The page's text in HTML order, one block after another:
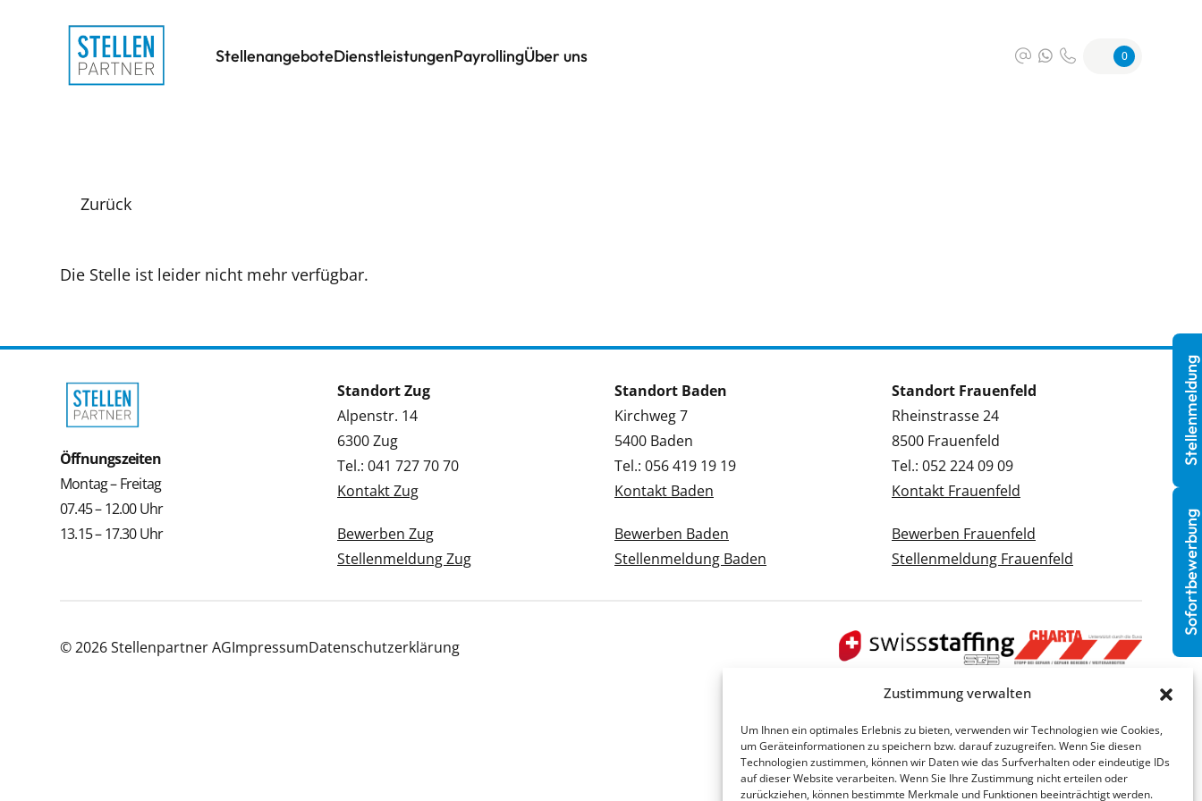
Zustimmung verwalten
Um Ihnen ein optimales Erlebnis zu bieten, verwenden wir Technologien wie Cookies,
um Geräteinformationen zu speichern bzw. darauf zuzugreifen. Wenn Sie diesen
Technologien zustimmen, können wir Daten wie das Surfverhalten oder eindeutige IDs
auf dieser Website verarbeiten. Wenn Sie Ihre Zustimmung nicht erteilen oder
zurückziehen, können bestimmte Merkmale und Funktionen beeinträchtigt werden.
StellenangeboteDienstleistungenPayrollingÜber uns 0
Zurück
Die Stelle ist leider nicht mehr verfügbar.
Öffnungszeiten
Montag – Freitag
07.45 – 12.00 Uhr
13.15 – 17.30 Uhr
Standort Zug
Alpenstr. 14
6300 Zug
Tel.: 041 727 70 70
Kontakt Zug
Bewerben Zug
Stellenmeldung Zug
Standort Baden
Kirchweg 7
5400 Baden
Tel.: 056 419 19 19
Kontakt Baden
Bewerben Baden
Stellenmeldung Baden
Standort Frauenfeld
Rheinstrasse 24
8500 Frauenfeld
Tel.: 052 224 09 09
Kontakt Frauenfeld
Bewerben Frauenfeld
Stellenmeldung Frauenfeld
© 2026 Stellenpartner AGImpressumDatenschutzerklärung
Sofortbewerbung
Stellenmeldung